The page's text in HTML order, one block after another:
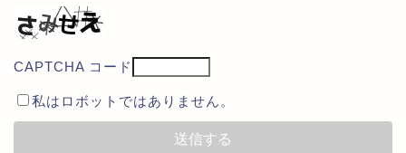
CAPTCHA コード
私はロボットではありません。